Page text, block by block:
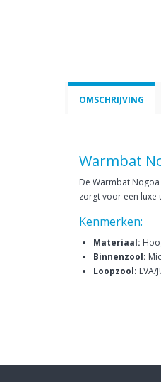
OMSCHRIJVING
Warmbat
​De Warmbat
zorgt voor een luxe
Kenmerken:
Materiaal:
Binnenzool:
Loopzool: